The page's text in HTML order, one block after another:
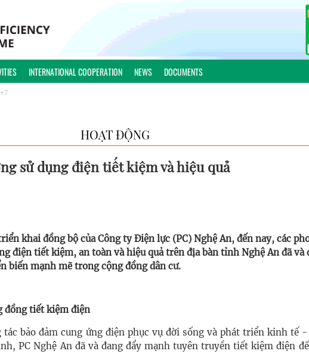
INTERNATIONAL COOPERATION NEWS DOCUMENTS
HOẠT ĐỘNG
sử dụng điện tiết kiệm và hiệu quả
khai đồng bộ của Công ty Điện lực (PC) Nghệ An, đến nay, các
điện tiết kiệm, an toàn và hiệu quả trên địa bàn tỉnh Nghệ An đã và
biến mạnh mẽ trong cộng đồng dân cư.
đồng tiết kiệm điện
tác bảo đảm cung ứng điện phục vụ đời sống và phát triển kinh tế
PC Nghệ An đã và đang đẩy mạnh tuyên truyền tiết kiệm điện